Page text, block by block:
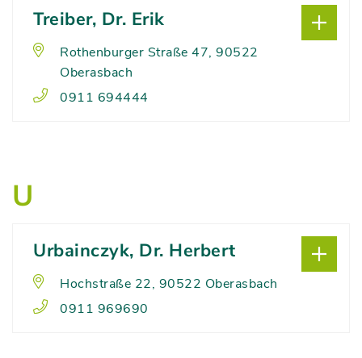
Treiber, Dr. Erik
Rothenburger Straße 47, 90522
Oberasbach
0911 694444
U
Urbainczyk, Dr. Herbert
Hochstraße 22, 90522 Oberasbach
0911 969690